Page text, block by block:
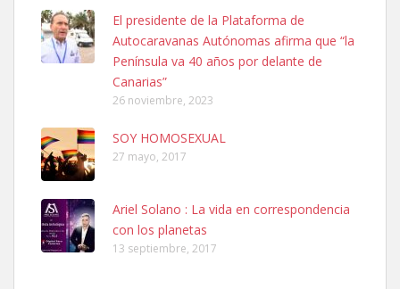
SHIBA PERDIDO AVDA JOSE MESA Y LOPEZ
PERRO MACHO RAZA SHIBA CON MICROCHIP PERDIDO HOY
06/07/2025 ZONA MESA Y LOPEZ. ES MUY ASUSTADIZO
Leales.org » Gran Canaria
6.7.2025
Ninfa perdida
El día 5 se los perdió una ninfa papillera, asustada tiene miedo a la
calle, se perdió por la zon...
El presidente de la Plataforma de
Autocaravanas Autónomas afirma que “la
Península va 40 años por delante de
Canarias”
26 noviembre, 2023
SOY HOMOSEXUAL
27 mayo, 2017
Ariel Solano : La vida en correspondencia
con los planetas
13 septiembre, 2017